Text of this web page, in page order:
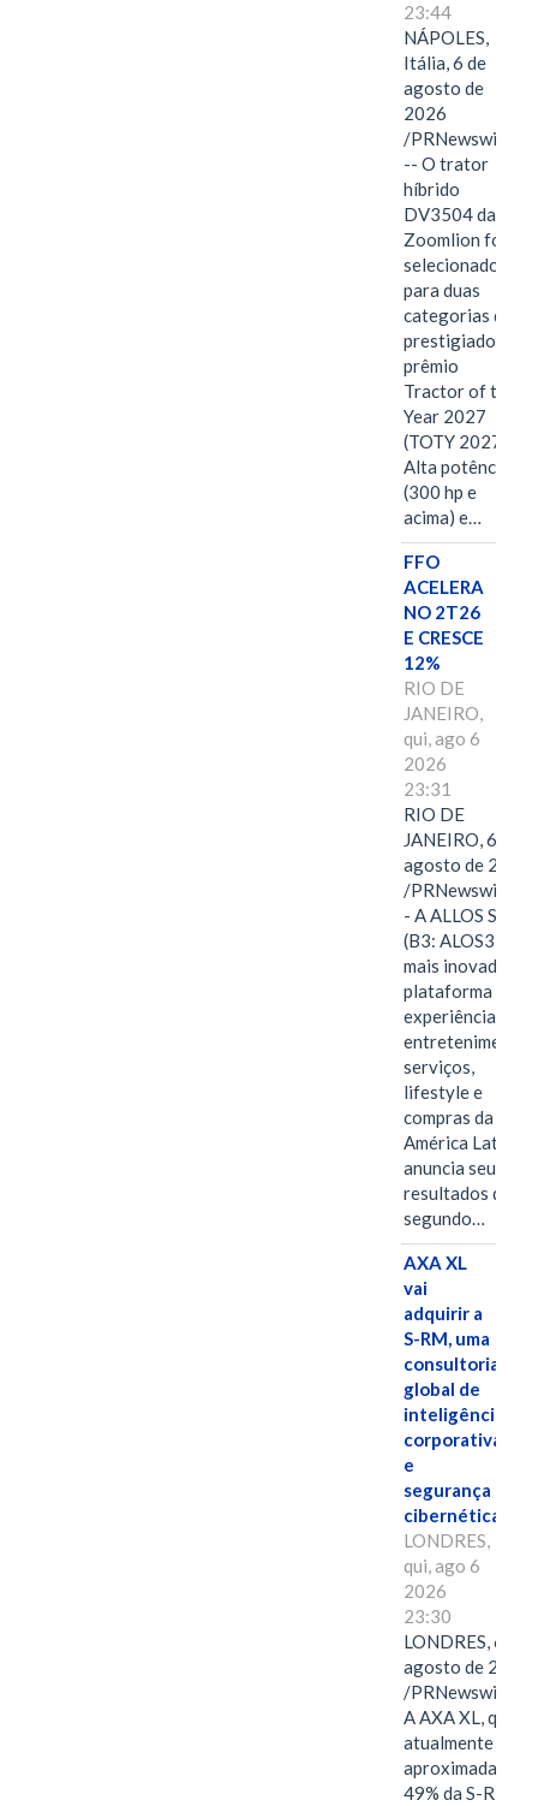
23:44
NÁPOLES,
Itália, 6 de
agosto de
2026
/PRNewswire/
-- O trator
híbrido
DV3504 da
Zoomlion foi
selecionado
para duas
categorias do
prestigiado
prêmio
Tractor of the
Year 2027
(TOTY 2027:
Alta potência
(300 hp e
acima) e…
FFO
ACELERA
NO 2T26
E CRESCE
12%
RIO DE
JANEIRO,
qui, ago 6
2026
23:31
RIO DE
JANEIRO, 6 de
agosto de 2026
/PRNewswire/ -
- A ALLOS S.A.
(B3: ALOS3), a
mais inovadora
plataforma de
experiências,
entretenimento,
serviços,
lifestyle e
compras da
América Latina
anuncia seus
resultados do
segundo…
AXA XL
vai
adquirir a
S-RM, uma
consultoria
global de
inteligência
corporativa
e
segurança
cibernética
LONDRES,
qui, ago 6
2026
23:30
LONDRES, 6 de
agosto de 2026
/PRNewswire/ --
A AXA XL, que
atualmente
49% da S-RM,